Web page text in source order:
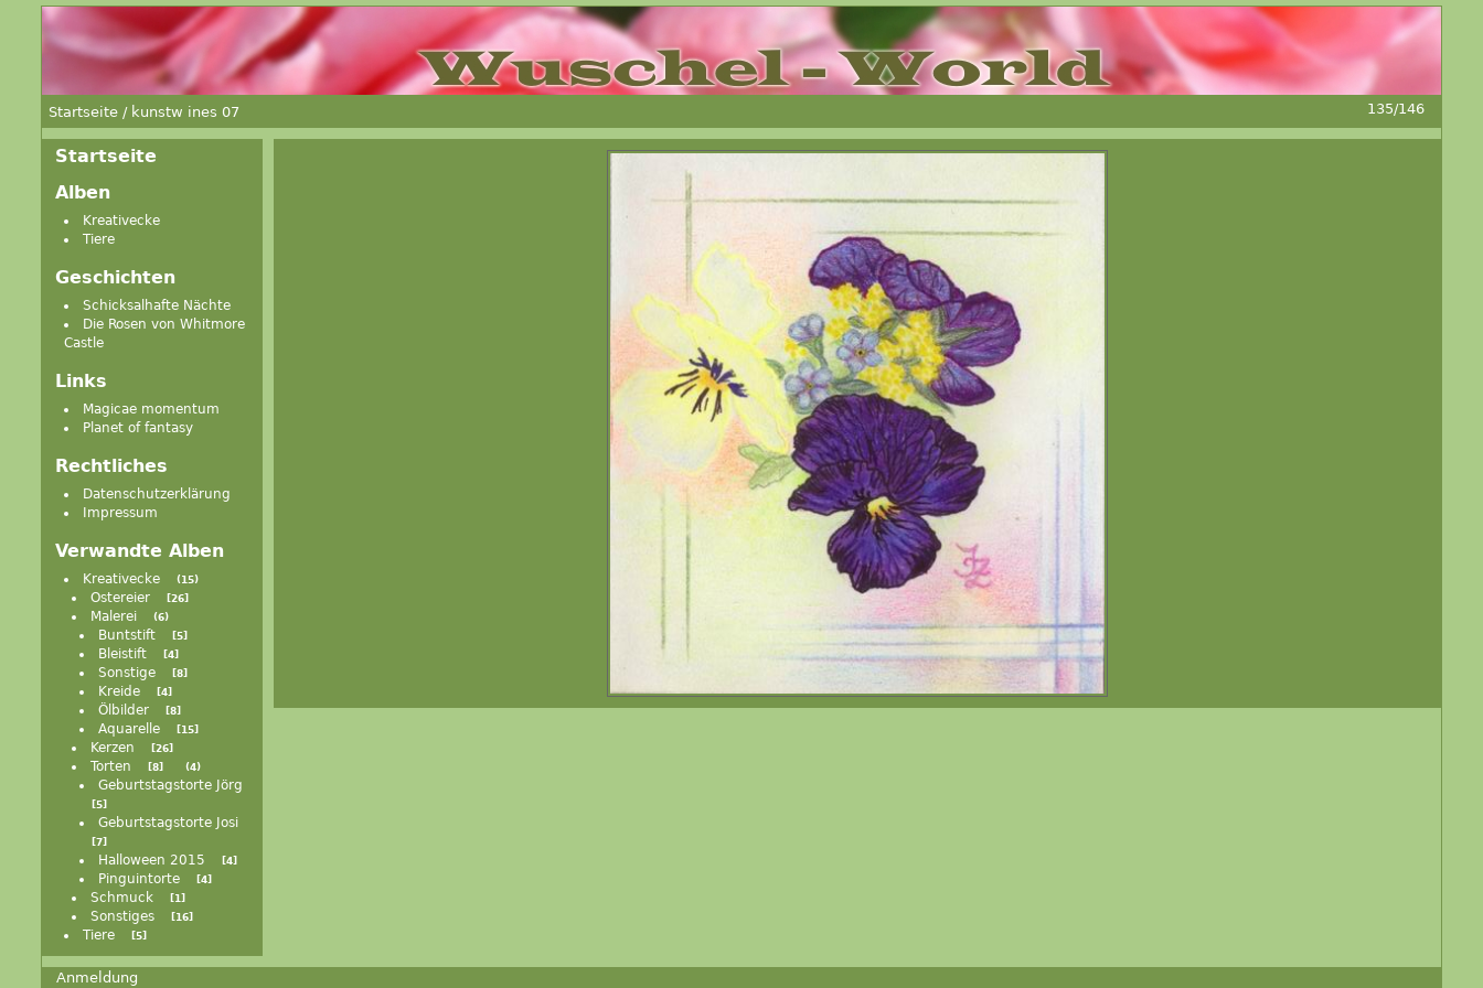
Startseite
Alben
Kreativecke
Tiere
Geschichten
Schicksalhafte Nächte
Die Rosen von Whitmore
Castle
Links
Magicae momentum
Planet of fantasy
Rechtliches
Datenschutzerklärung
Impressum
Verwandte Alben
Kreativecke 15
Ostereier 26
Malerei 6
Buntstift 5
Bleistift 4
Sonstige 8
Kreide 4
Ölbilder 8
Aquarelle 15
Kerzen 26
Torten 8 4
Geburtstagstorte Jörg
5
Geburtstagstorte Josi
7
Halloween 2015 4
Pinguintorte 4
Schmuck 1
Sonstiges 16
Tiere 5
Startseite / kunstw ines 07 135/146
Anmeldung